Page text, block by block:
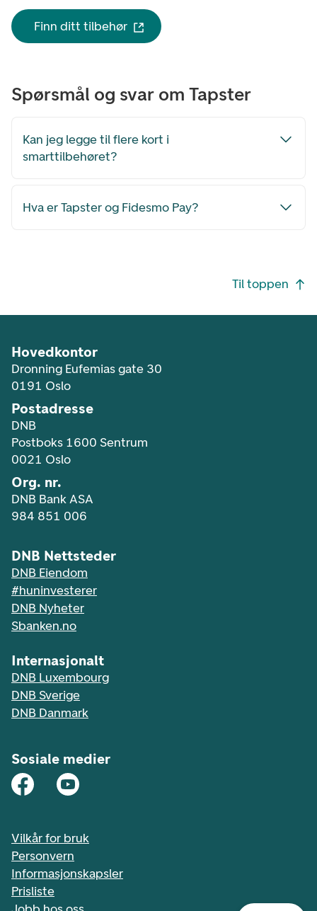
Finn ditt tilbehør
Spørsmål og svar om Tapster
Kan jeg legge til flere kort i
smarttilbehøret?
Hva er Tapster og Fidesmo Pay?
Til toppen
Hovedkontor
Dronning Eufemias gate 30
0191 Oslo
Postadresse
DNB
Postboks 1600 Sentrum
0021 Oslo
Org. nr.
DNB Bank ASA
984 851 006
DNB Nettsteder
DNB Eiendom
#huninvesterer
DNB Nyheter
Sbanken.no
Internasjonalt
DNB Luxembourg
DNB Sverige
DNB Danmark
Sosiale medier
Vilkår for bruk
Personvern
Informasjonskapsler
Prisliste